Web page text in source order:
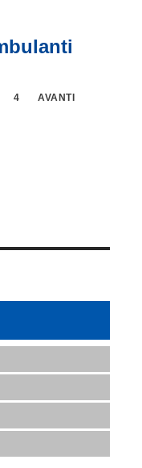
4
AVANTI